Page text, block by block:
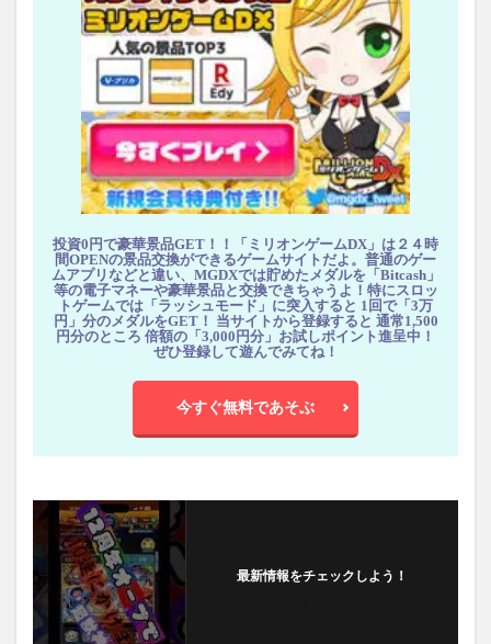
投資0円で豪華景品GET！！「ミリオンゲームDX」は２４時
間OPENの景品交換ができるゲームサイトだよ。普通のゲー
ムアプリなどと違い、MGDXでは貯めたメダルを「Bitcash」
等の電子マネーや豪華景品と交換できちゃうよ！特にスロッ
トゲームでは「ラッシュモード」に突入すると 1回で「3万
円」分のメダルをGET！ 当サイトから登録すると 通常1,500
円分のところ 倍額の「3,000円分」お試しポイント進呈中！
ぜひ登録して遊んでみてね！
今すぐ無料であそぶ
最新情報をチェックしよう！